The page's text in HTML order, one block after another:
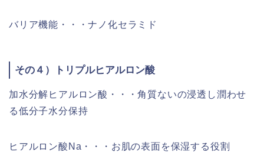
バリア機能・・・ナノ化セラミド
その４）トリプルヒアルロン酸
加水分解ヒアルロン酸・・・角質ないの浸透し潤わせ
る低分子水分保持
ヒアルロン酸Na・・・お肌の表面を保湿する役割